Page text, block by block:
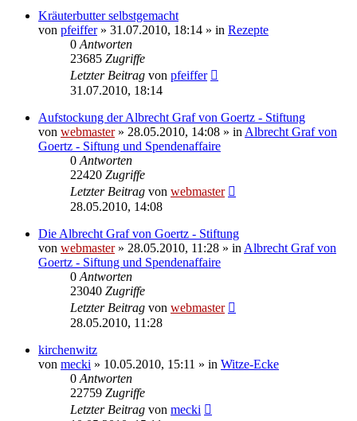
Kräuterbutter selbstgemacht
von pfeiffer» 31.07.2010, 18:14 » in Rezepte
0 Antworten
23685 Zugriffe
Letzter Beitrag von pfeiffer
31.07.2010, 18:14
Aufstockung der Albrecht Graf von Goertz - Stiftung
von webmaster» 28.05.2010, 14:08 » in Albrecht Graf von
Goertz - Siftung und Spendenaffaire
0 Antworten
22420 Zugriffe
Letzter Beitrag von webmaster
28.05.2010, 14:08
Die Albrecht Graf von Goertz - Stiftung
von webmaster» 28.05.2010, 11:28 » in Albrecht Graf von
Goertz - Siftung und Spendenaffaire
0 Antworten
23040 Zugriffe
Letzter Beitrag von webmaster
28.05.2010, 11:28
kirchenwitz
von mecki » 10.05.2010, 15:11 » in Witze-Ecke
0 Antworten
22759 Zugriffe
Letzter Beitrag von mecki